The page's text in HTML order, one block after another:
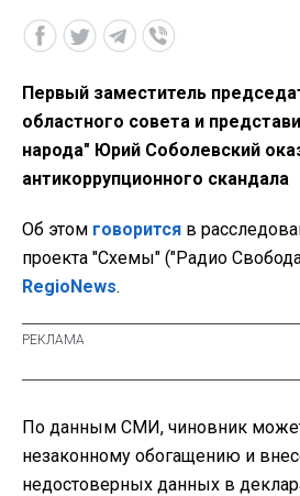
Первый заместитель
областного совета и
народа" Юрий Соболевский
антикоррупционного скандала
Об этом говорится в
проекта "Схемы" ("Радио
RegioNews.
По данным СМИ, чиновник
незаконному обогащению и
недостоверных данных в